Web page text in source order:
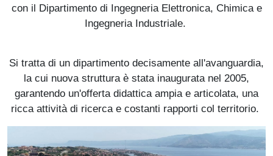
con il Dipartimento di Ingegneria Elettronica, Chimica e
Ingegneria Industriale.
Si tratta di un dipartimento decisamente all'avanguardia,
la cui nuova struttura è stata inaugurata nel 2005,
garantendo un'offerta didattica ampia e articolata, una
ricca attività di ricerca e costanti rapporti col territorio.